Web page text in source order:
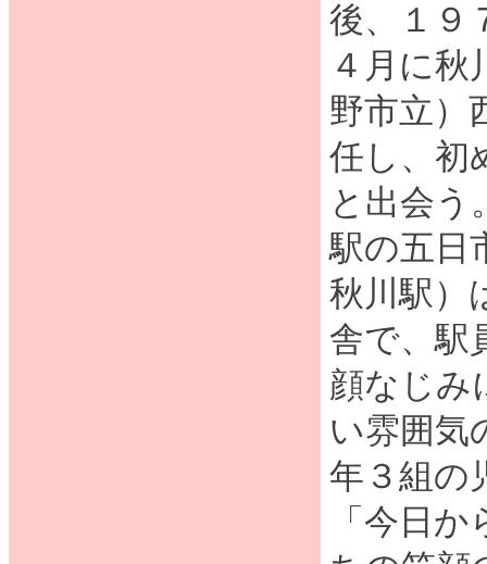
後、１９
４月に秋
野市立）
任し、初
と出会う
駅の五日
秋川駅）
舎で、駅
顔なじみ
い雰囲気
年３組の
「今日